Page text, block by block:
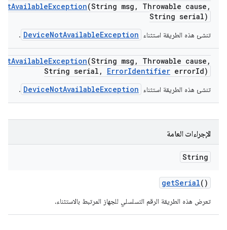
AvailableException(String msg , Throwable cause ,
String serial)
تنشئ هذه الطريقة استثناء DeviceNotAvailableException
.
AvailableException(String msg , Throwable cause ,
String serial , ErrorIdentifier errorId)
تنشئ هذه الطريقة استثناء DeviceNotAvailableException
.
الإجراءات العامة
String
getSerial()
تعرض هذه الطريقة الرقم التسلسلي للجهاز المرتبط بالاستثناء.